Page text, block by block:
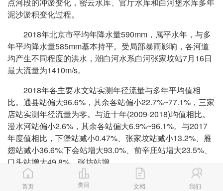
泥沙淤积变化过程。
2018年北京市平均年降水量590mm，属平水年，与多
年平均降水量585mm基本持平。受局部暴雨影响，各河道
均产生不同程度的洪水，潮白河水系白河张家坟站7月16日
最大流量为1410m/s。
2018年各主要水文站实测年径流量与多年平均值相
比。通县站偏大96.6%，其余各站偏小22.7%~77.1%，三家
店站实测年径流量为零。与近十年(2009-2018)均值相比。
漫水河站偏小2.6%，其余各站偏大6.9%~96.1%。与2017
年度值相比，下堡站减小0.47%、张家坟站减小13.2%、雁
翅站减小36.6%;下会站增大93.0%、前辛庄站增大23.5%、
口头站增大49.8%、张坊站增
大158%，漫水河站增大730%、通县站增大8.6%。
首页 类目 文档 我们